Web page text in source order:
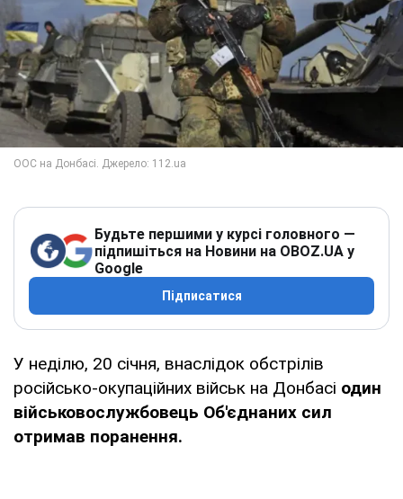
Будьте першими у курсі головного —
підпишіться на Новини на OBOZ.UA у
Google
Підписатися
У неділю, 20 січня, внаслідок обстрілів
російсько-окупаційних військ на Донбасі один
військовослужбовець Об'єднаних сил
отримав поранення.